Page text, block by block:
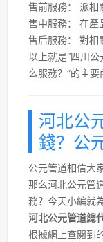
售前服務： 派相
售中服務： 在產
售后服務： 對相
以上就是“四川
么服務？”的主要
河北公
錢？公
公元管道相信大
那么河北公元管
務？今天小編就
河北公元管道總
根據網上查閱到